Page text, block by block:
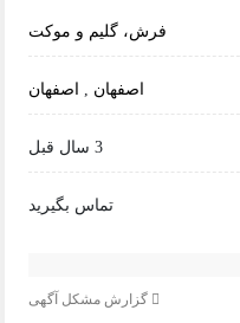
فرش، گلیم و موکت
اصفهان اصفهان
3 سال قبل
تماس بگیرید
گزارش مشکل آگهی